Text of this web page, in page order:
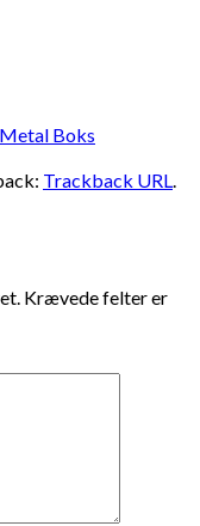
Metal Boks
Trackback URL.
Krævede felter er